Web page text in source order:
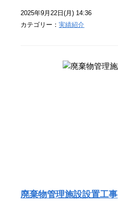
2025年9月22日(月) 14:36
カテゴリー：実績紹介
廃棄物管理施設設置工事